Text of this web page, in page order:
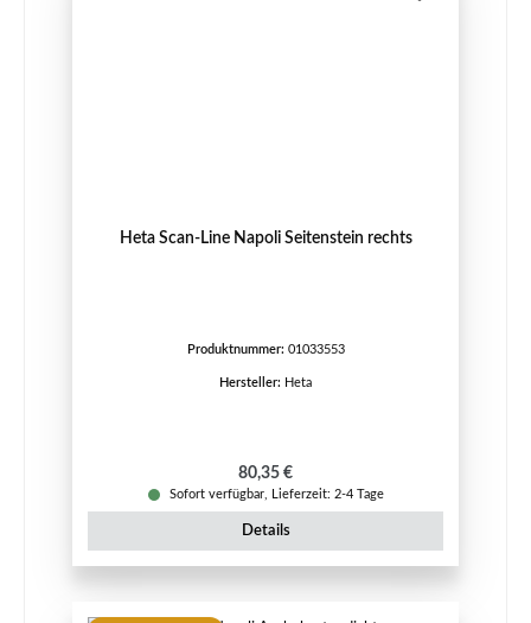
Heta Scan-Line Napoli Seitenstein rechts
Produktnummer: 01033553
Hersteller: Heta
Regulärer Preis:
80,35 €
Sofort verfügbar, Lieferzeit: 2-4 Tage
Details